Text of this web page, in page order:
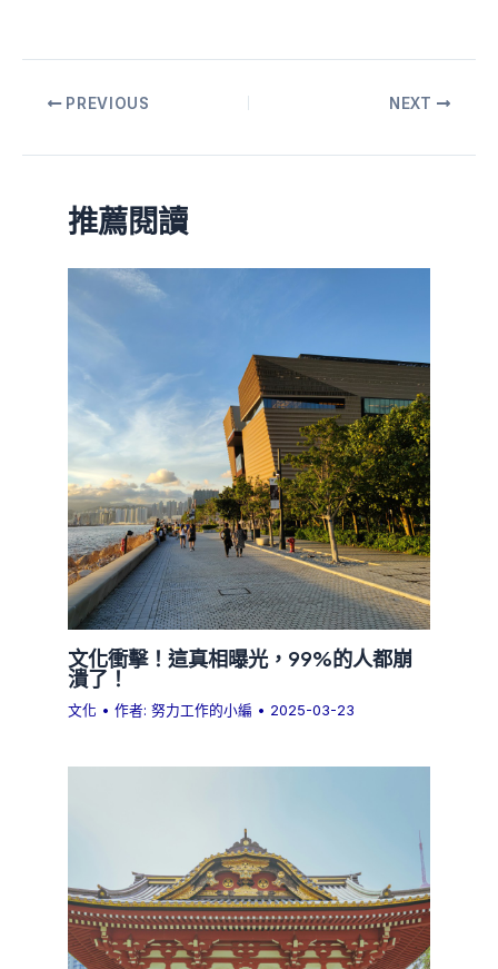
PREVIOUS NEXT
推薦閱讀
文化衝擊！這真相曝光，99%的人都崩
潰了！
文化 • 作者:努力工作的小編 • 2025-03-23